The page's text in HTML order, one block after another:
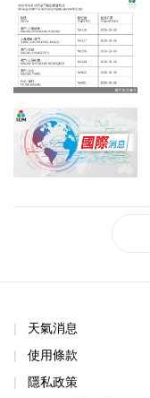
天氣消息
使用條款
隱私政策